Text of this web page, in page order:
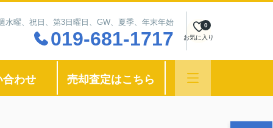
曜、祝日、第3日曜日、GW、夏季、年末年始
019-681-1717 お気に入り
0
合わせ 売却査定はこちら